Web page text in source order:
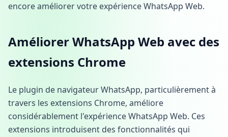
encore améliorer votre expérience WhatsApp Web.
Améliorer WhatsApp Web avec des
extensions Chrome
Le plugin de navigateur WhatsApp, particulièrement à
travers les extensions Chrome, améliore
considérablement l'expérience WhatsApp Web. Ces
extensions introduisent des fonctionnalités qui